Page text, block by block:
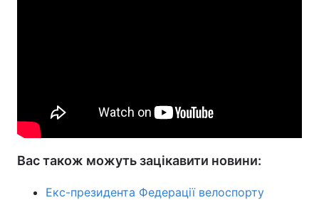
Вас також можуть зацікавити новини:
Екс-президента Федерації велоспорту